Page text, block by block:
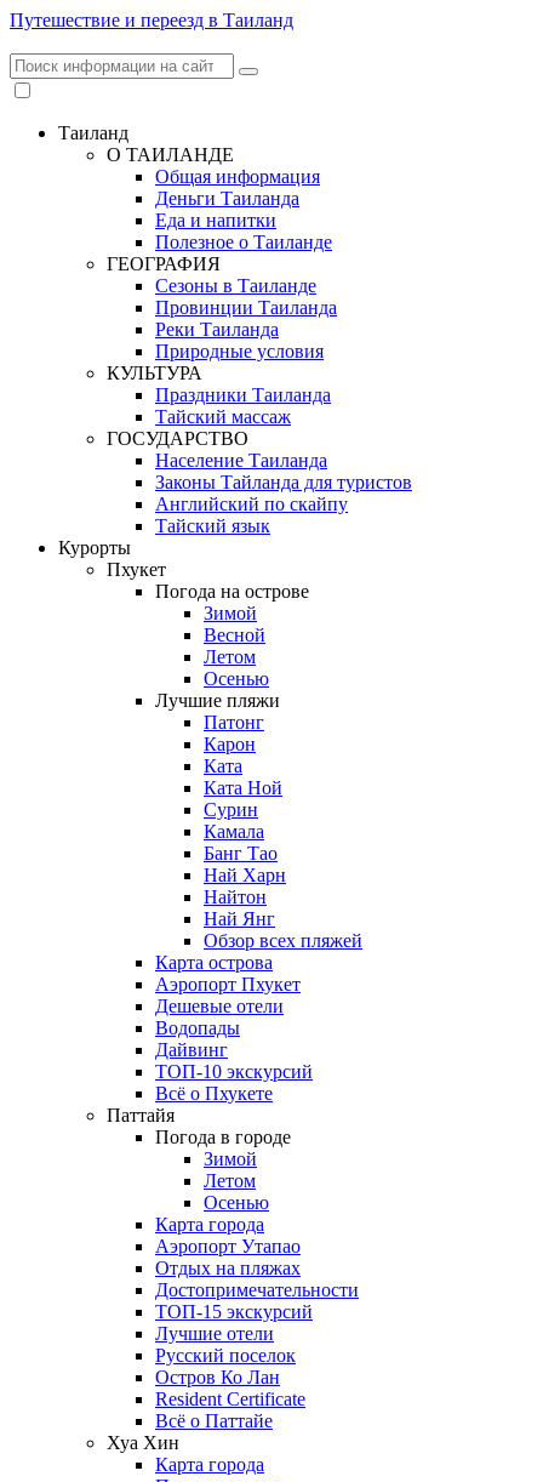
Путешествие и переезд в Таиланд
Таиланд
О ТАИЛАНДЕ
Общая информация
Деньги Таиланда
Еда и напитки
Полезное о Таиланде
ГЕОГРАФИЯ
Сезоны в Таиланде
Провинции Таиланда
Реки Таиланда
Природные условия
КУЛЬТУРА
Праздники Таиланда
Тайский массаж
ГОСУДАРСТВО
Население Таиланда
Законы Тайланда для туристов
Английский по скайпу
Тайский язык
Курорты
Пхукет
Погода на острове
Зимой
Весной
Летом
Осенью
Лучшие пляжи
Патонг
Карон
Ката
Ката Ной
Сурин
Камала
Банг Тао
Най Харн
Найтон
Най Янг
Обзор всех пляжей
Карта острова
Аэропорт Пхукет
Дешевые отели
Водопады
Дайвинг
ТОП-10 экскурсий
Всё о Пхукете
Паттайя
Погода в городе
Зимой
Летом
Осенью
Карта города
Аэропорт Утапао
Отдых на пляжах
Достопримечательности
ТОП-15 экскурсий
Лучшие отели
Русский поселок
Остров Ко Лан
Resident Certificate
Всё о Паттайе
Хуа Хин
Карта города